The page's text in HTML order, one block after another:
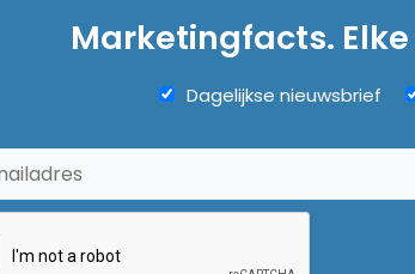
Marketingfacts.
Dagelijkse nieuwsbrief